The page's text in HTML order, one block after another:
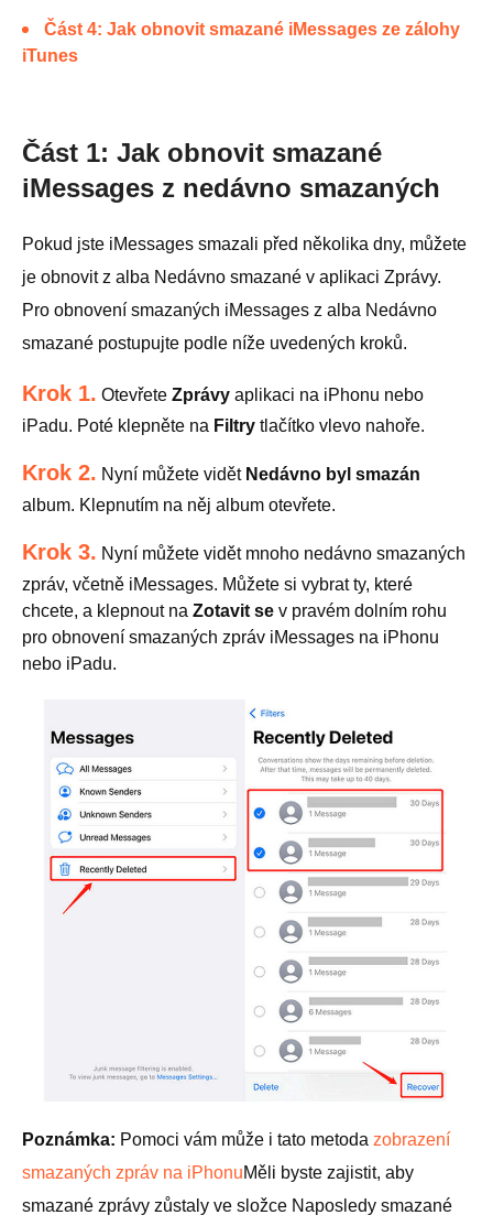
Část 4: Jak obnovit smazané iMessages ze zálohy
iTunes
Část 1: Jak obnovit smazané
iMessages z nedávno smazaných
Pokud jste iMessages smazali před několika dny, můžete
je obnovit z alba Nedávno smazané v aplikaci Zprávy.
Pro obnovení smazaných iMessages z alba Nedávno
smazané postupujte podle níže uvedených kroků.
Krok 1. Otevřete Zprávy aplikaci na iPhonu nebo
iPadu. Poté klepněte na Filtry tlačítko vlevo nahoře.
Krok 2. Nyní můžete vidět Nedávno byl smazán
album. Klepnutím na něj album otevřete.
Krok 3. Nyní můžete vidět mnoho nedávno smazaných
zpráv, včetně iMessages. Můžete si vybrat ty, které
chcete, a klepnout na Zotavit se v pravém dolním rohu
pro obnovení smazaných zpráv iMessages na iPhonu
nebo iPadu.
Poznámka: Pomoci vám může i tato metoda zobrazení
smazaných zpráv na iPhonuMěli byste zajistit, aby
smazané zprávy zůstaly ve složce Naposledy smazané